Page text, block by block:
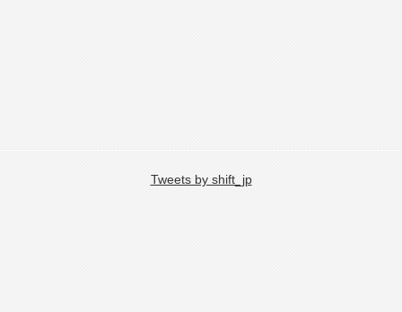
Tweets by shift_jp